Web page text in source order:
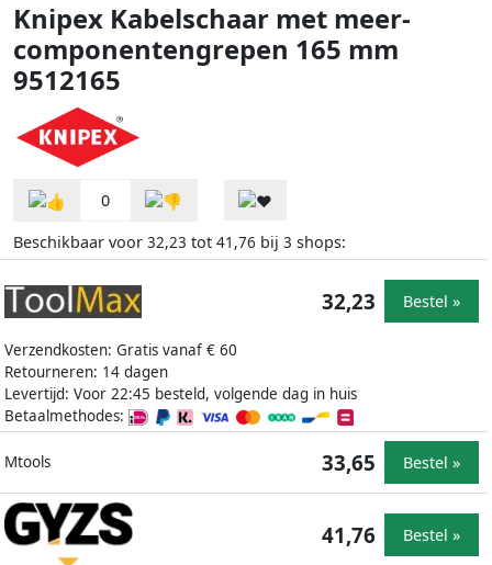
Knipex Kabelschaar met meer-
componentengrepen 165 mm
9512165
0
Beschikbaar voor 32,23 tot 41,76 bij 3 shops:
Verzendkosten: Gratis vanaf € 60
Retourneren: 14 dagen
Levertijd: Voor 22:45 besteld, volgende dag in huis
Betaalmethodes:
32,23 Bestel »
Mtools 33,65 Bestel »
41,76 Bestel »